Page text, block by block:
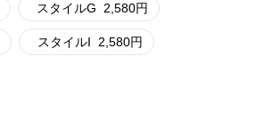
スタイルG 2,580円
スタイルI 2,580円